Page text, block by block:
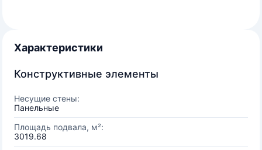
Характеристики
Конструктивные элементы
Несущие стены:
Панельные
Площадь подвала, м²:
3019.68